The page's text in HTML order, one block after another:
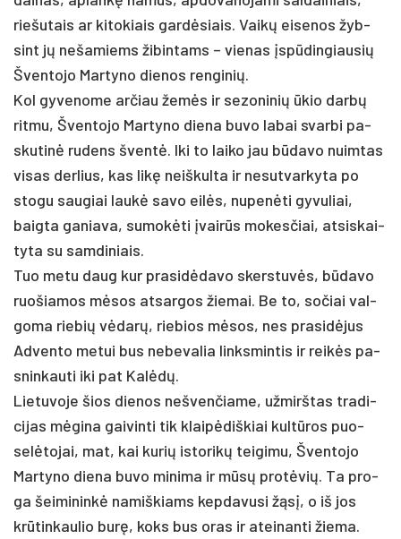
rie­šu­tais ar ki­to­kiais gardė­siais. Vaikų ei­se­nos žyb­
sint jų ne­ša­miems ži­bin­tams – vie­nas įspūdin­giau­sių
Šven­to­jo Mar­ty­no die­nos ren­gi­nių.
Kol gy­ve­no­me ar­čiau žemės ir se­zo­ni­nių ūkio darbų
rit­mu, Šven­to­jo Mar­ty­no die­na bu­vo la­bai svar­bi pa­
sku­tinė ru­dens šventė. Iki to lai­ko jau būda­vo nuim­tas
vi­sas der­lius, kas likę neiš­kul­ta ir ne­sut­var­ky­ta po
sto­gu sau­giai laukė sa­vo eilės, nu­penė­ti gy­vu­liai,
baig­ta ga­nia­va, su­mokė­ti įvairūs mo­kes­čiai, at­si­skai­
ty­ta su sam­di­niais.
Tuo me­tu daug kur pra­si­dėda­vo skers­tuvės, būda­vo
ruo­šia­mos mėsos at­sar­gos žie­mai. Be to, so­čiai val­
go­ma rie­bių vėdarų, rie­bios mėsos, nes pra­si­dėjus
Ad­ven­to me­tui bus ne­be­va­lia links­min­tis ir reikės pa­
snin­kau­ti iki pat Kalėdų.
Lie­tu­vo­je šios die­nos ne­šven­čia­me, už­mirš­tas tra­di­
ci­jas mėgi­na gai­vin­ti tik klaipė­diš­kiai kultū­ros puo­
selė­to­jai, mat, kai ku­rių is­to­rikų tei­gi­mu, Šven­to­jo
Mar­ty­no die­na bu­vo mi­ni­ma ir mūsų pro­tėvių. Ta pro­
ga šei­mi­ninkė na­miš­kiams kep­da­vu­si žąsį, o iš jos
krūtin­kau­lio burę, koks bus oras ir atei­nan­ti žie­ma.